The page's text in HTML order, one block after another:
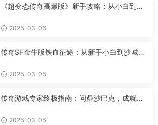
《超变态传奇高爆版》新手攻略：从小白到骨
2025-03-06
传奇SF金牛版铁血征途：从新手小白到沙城霸
2025-03-05
传奇游戏专家终极指南：问鼎沙巴克，成就传
2025-03-05